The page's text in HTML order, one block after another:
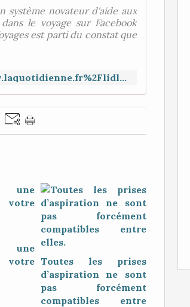
système novateur d'aide aux
le voyage sur Facebook
est parti du constat que
https://paper.li/f-1511848377?read=http%3A%2F%2Fwww.laquotidienne.fr%2Flidl%2Dvoyages%2Dsappuie%2Dsur%2Dfacebook%2F
une
votre Toutes les prises
d’aspiration ne sont
pas forcément
compatibles entre